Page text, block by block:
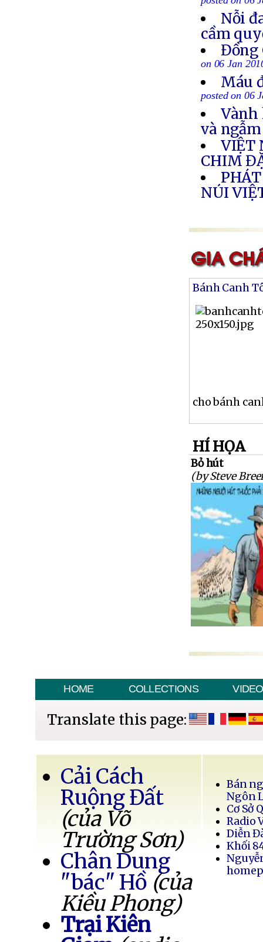
Nỗi
cầm
Đồng
on 06 Jan
Máu
posted on 06
và
VIỆT
CHIM
NÚI
Bánh Canh
cho bánh
HÍ HỌA
Bỏ hút
(by Steve
HOME COLLECTIONS VIDEO
Translate this page:
Cải Cách
Ruộng Đất
(của Võ
Trường Sơn)
Chân Dung
"bác" Hồ (của
Kiều Phong)
Trại Kiên
Bán
Ngôn
Cơ Sở
Radio
Diễn
Khối